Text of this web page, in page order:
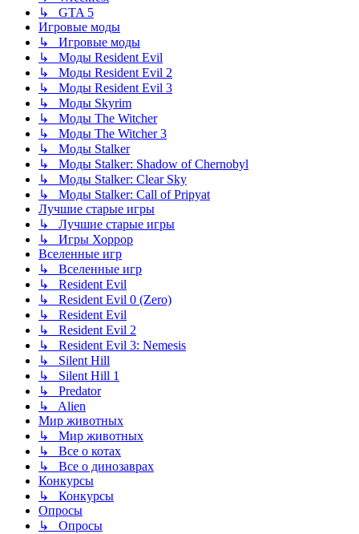
↳ GTA 5
Игровые моды
↳ Игровые моды
↳ Моды Resident Evil
↳ Моды Resident Evil 2
↳ Моды Resident Evil 3
↳ Моды Skyrim
↳ Моды The Witcher
↳ Моды The Witcher 3
↳ Моды Stalker
↳ Моды Stalker: Shadow of Chernobyl
↳ Моды Stalker: Clear Sky
↳ Моды Stalker: Call of Pripyat
Лучшие старые игры
↳ Лучшие старые игры
↳ Игры Хоррор
Вселенные игр
↳ Вселенные игр
↳ Resident Evil
↳ Resident Evil 0 (Zero)
↳ Resident Evil
↳ Resident Evil 2
↳ Resident Evil 3: Nemesis
↳ Silent Hill
↳ Silent Hill 1
↳ Predator
↳ Alien
Мир животных
↳ Мир животных
↳ Все о котах
↳ Все о динозаврах
Конкурсы
↳ Конкурсы
Опросы
↳ Опросы